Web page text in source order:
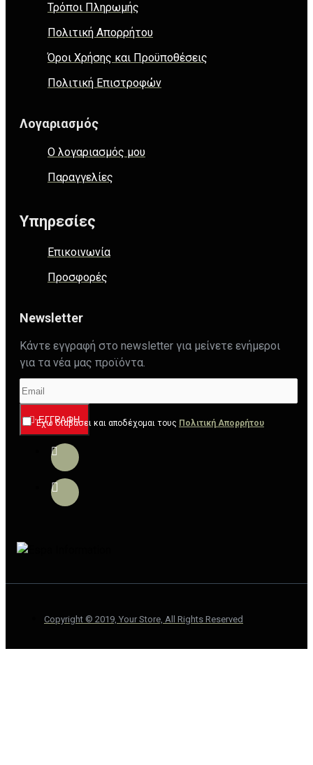
Τρόποι Πληρωμής
Πολιτική Απορρήτου
Όροι Χρήσης και Προϋποθέσεις
Πολιτική Επιστροφών
Λογαριασμός
Ο λογαριασμός μου
Παραγγελίες
Υπηρεσίες
Επικοινωνία
Προσφορές
Newsletter
Κάντε εγγραφή στο newsletter για μείνετε ενήμεροι
για τα νέα μας προϊόντα.
ΕΓΓΡΑΦΉ
Έχω διαβάσει και αποδέχομαι τους Πολιτική Απορρήτου
Copyright © 2019, Your Store, All Rights Reserved